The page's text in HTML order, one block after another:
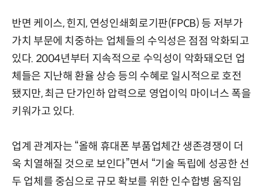
반면 케이스, 힌지, 연성인쇄회로기판(FPCB) 등 저부가
가치 부문에 치중하는 업체들의 수익성은 점점 악화되고
있다. 2004년부터 지속적으로 수익성이 악화돼오던 업
체들은 지난해 환율 상승 등의 수혜로 일시적으로 호전
됐지만, 최근 단가인하 압력으로 영업이익 마이너스 폭을
키워가고 있다.
업계 관계자는 “올해 휴대폰 부품업체간 생존경쟁이 더
욱 치열해질 것으로 보인다”면서 “기술 독립에 성공한 선
두 업체를 중심으로 규모 확보를 위한 인수합병 움직임